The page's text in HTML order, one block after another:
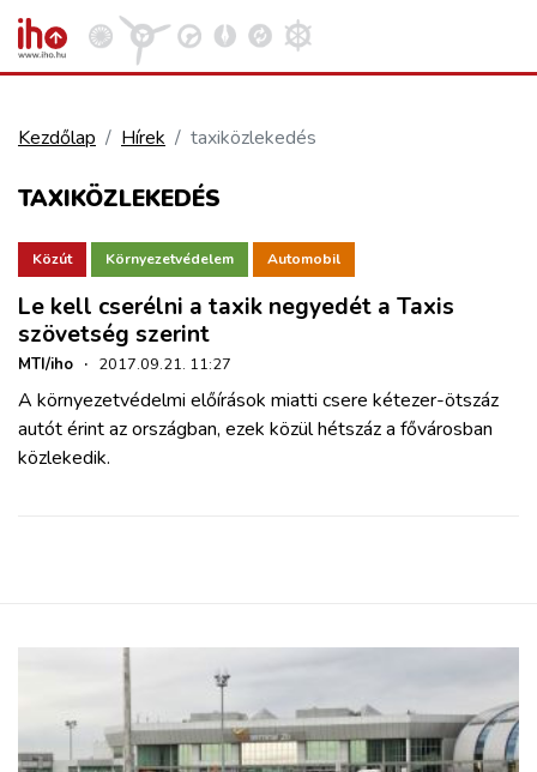
VASÚT
KÖZÚT
REPÜLÉS
KÖZLEKEDÉSFEJLESZTÉS
ELLÁTÁSI LÁNC
ARCHÍVUM
Kezdőlap Hírek taxiközlekedés
TAXIKÖZLEKEDÉS
Közút Környezetvédelem Automobil
Le kell cserélni a taxik negyedét a Taxis
szövetség szerint
MTI/iho · 2017.09.21. 11:27
A környezetvédelmi előírások miatti csere kétezer-ötszáz
autót érint az országban, ezek közül hétszáz a fővárosban
közlekedik.